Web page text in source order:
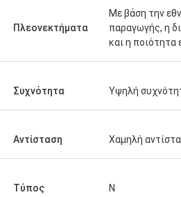
Πλεονεκτήματα
Με βάση την
παραγωγής, η
και η ποιότητα
Συχνότητα Υψηλή
Αντίσταση Χαμηλή
Τύπος Ν